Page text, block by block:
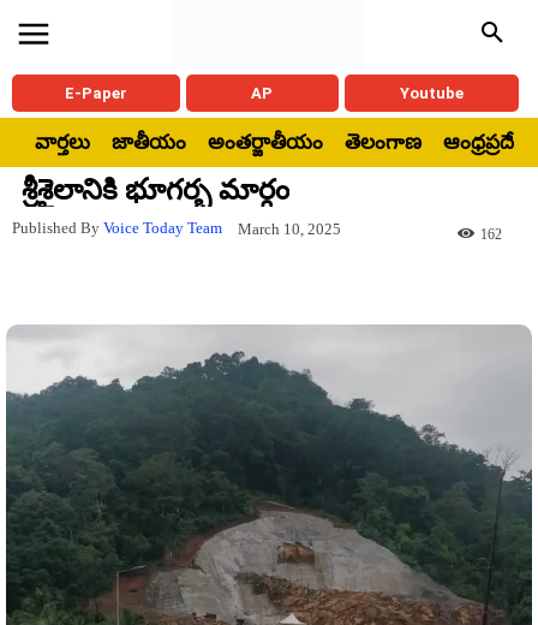
E-Paper AP Youtube
వార్తలు జాతీయం అంతర్జాతీయం తెలంగాణ ఆంధ్రప్రదేశ్
శ్రీశైలానికి భూగర్భ మార్గం
Published By Voice Today Team March 10, 2025 162